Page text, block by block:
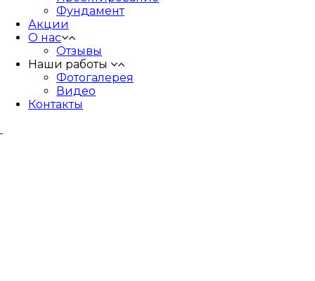
Фундамент
Акции
О нас
Отзывы
Наши работы
Фотогалерея
Видео
Контакты